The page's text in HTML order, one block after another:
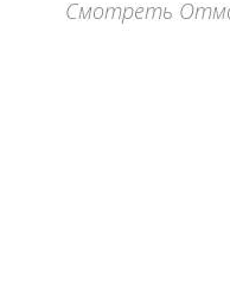
Смотреть